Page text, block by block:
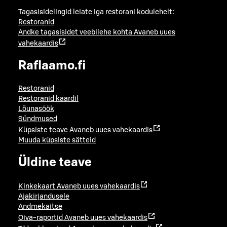
Tagasisidelingid leiate iga restorani kodulehelt:
Restoranid
Andke tagasisidet veebilehe kohta Avaneb uues
vahekaardis
Raflaamo.fi
Restoranid
Restoranid kaardil
Lõunasöök
Sündmused
Küpsiste teave Avaneb uues vahekaardis
Muuda küpsiste sätteid
Üldine teave
Kinkekaart Avaneb uues vahekaardis
Ajakirjandusele
Andmekaitse
Oiva-raportid Avaneb uues vahekaardis